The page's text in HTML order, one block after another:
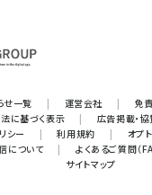
せ一覧 | 運営会社 | 免
に基づく表示
| 広告掲載・
シー
| 利用規約 | オプ
について
| よくあるご質問（
サイトマップ